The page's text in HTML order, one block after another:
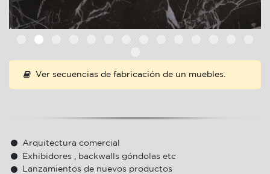
Ver secuencias de fabricación de un muebles.
Arquitectura comercial
Exhibidores , backwalls góndolas etc
Lanzamientos de nuevos productos